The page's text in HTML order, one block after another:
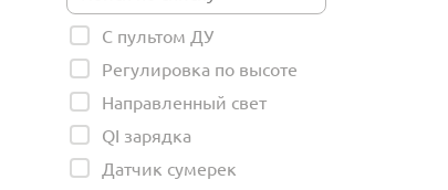
С пультом ДУ
Регулировка по высоте
Направленный свет
QI зарядка
Датчик сумерек